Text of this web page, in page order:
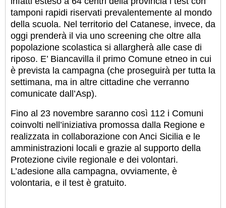
tamponi rapidi riservati prevalentemente al mondo
della scuola. Nel territorio del Catanese, invece, da
oggi prenderà il via uno screening che oltre alla
popolazione scolastica si allargherà alle case di
riposo. E’ Biancavilla il primo Comune etneo in cui
è prevista la campagna (che proseguirà per tutta la
settimana, ma in altre cittadine che verranno
comunicate dall’Asp).
Fino al 23 novembre saranno così 112 i Comuni
coinvolti nell’iniziativa promossa dalla Regione e
realizzata in collaborazione con Anci Sicilia e le
amministrazioni locali e grazie al supporto della
Protezione civile regionale e dei volontari.
L’adesione alla campagna, ovviamente, è
volontaria, e il test è gratuito.